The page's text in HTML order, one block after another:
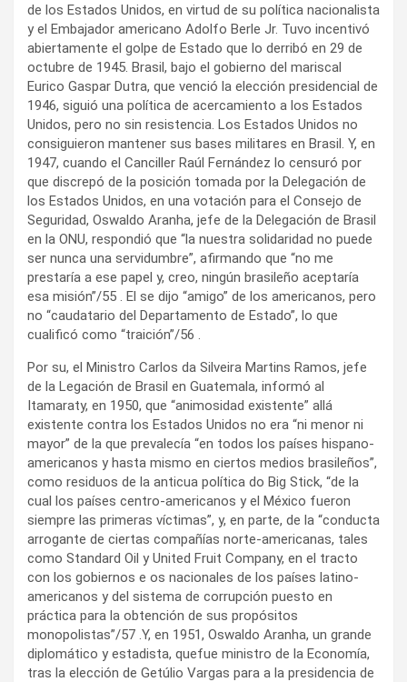
de los Estados Unidos, en virtud de su política nacionalista
y el Embajador americano Adolfo Berle Jr. Tuvo incentivó
abiertamente el golpe de Estado que lo derribó en 29 de
octubre de 1945. Brasil, bajo el gobierno del mariscal
Eurico Gaspar Dutra, que venció la elección presidencial de
1946, siguió una política de acercamiento a los Estados
Unidos, pero no sin resistencia. Los Estados Unidos no
consiguieron mantener sus bases militares en Brasil. Y, en
1947, cuando el Canciller Raúl Fernández lo censuró por
que discrepó de la posición tomada por la Delegación de
los Estados Unidos, en una votación para el Consejo de
Seguridad, Oswaldo Aranha, jefe de la Delegación de Brasil
en la ONU, respondió que “la nuestra solidaridad no puede
ser nunca una servidumbre”, afirmando que “no me
prestaría a ese papel y, creo, ningún brasileño aceptaría
esa misión”/55 . El se dijo “amigo” de los americanos, pero
no “caudatario del Departamento de Estado”, lo que
cualificó como “traición”/56 .
Por su, el Ministro Carlos da Silveira Martins Ramos, jefe
de la Legación de Brasil en Guatemala, informó al
Itamaraty, en 1950, que “animosidad existente” allá
existente contra los Estados Unidos no era “ni menor ni
mayor” de la que prevalecía “en todos los países hispano-
americanos y hasta mismo en ciertos medios brasileños”,
como residuos de la anticua política do Big Stick, “de la
cual los países centro-americanos y el México fueron
siempre las primeras víctimas”, y, en parte, de la “conducta
arrogante de ciertas compañías norte-americanas, tales
como Standard Oil y United Fruit Company, en el tracto
con los gobiernos e os nacionales de los países latino-
americanos y del sistema de corrupción puesto en
práctica para la obtención de sus propósitos
monopolistas”/57 .Y, en 1951, Oswaldo Aranha, un grande
diplomático y estadista, quefue ministro de la Economía,
tras la elección de Getúlio Vargas para a la presidencia de